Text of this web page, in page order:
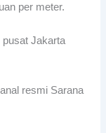
per meter.
pusat Jakarta
resmi Sarana